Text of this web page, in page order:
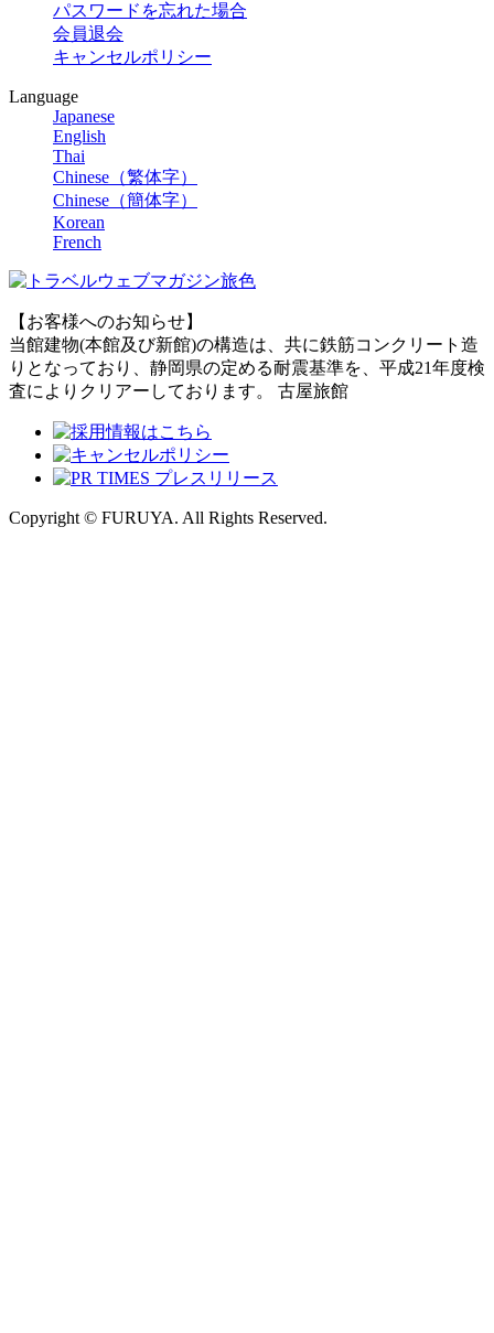
パスワードを忘れた場合
会員退会
キャンセルポリシー
Language
Japanese
English
Thai
Chinese（繁体字）
Chinese（簡体字）
Korean
French
【お客様へのお知らせ】
当館建物(本館及び新館)の構造は、共に鉄筋コンクリート造
りとなっており、静岡県の定める耐震基準を、平成21年度検
査によりクリアーしております。 古屋旅館
Copyright © FURUYA. All Rights Reserved.